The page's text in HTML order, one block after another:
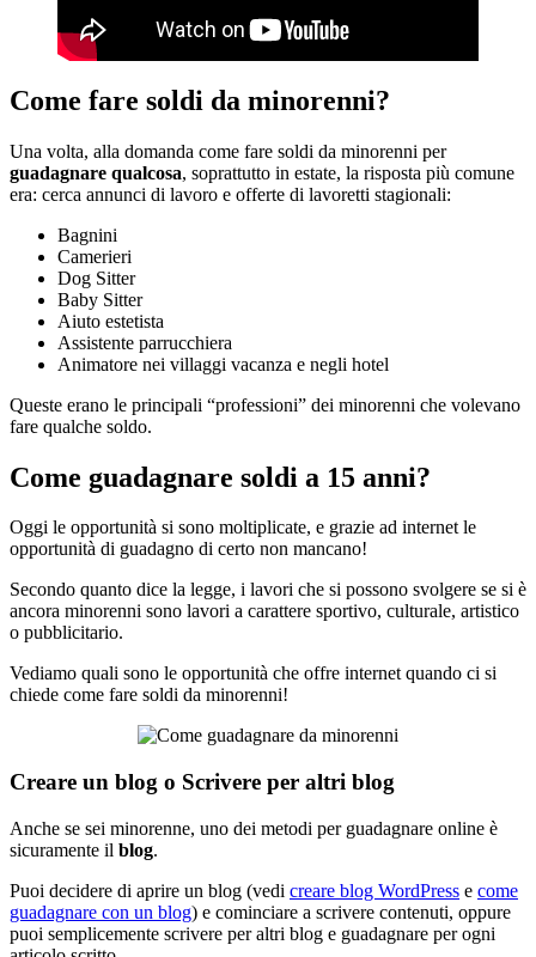
Come fare soldi da minorenni?
Una volta, alla domanda come fare soldi da minorenni per
guadagnare qualcosa, soprattutto in estate, la risposta più comune
era: cerca annunci di lavoro e offerte di lavoretti stagionali:
Bagnini
Camerieri
Dog Sitter
Baby Sitter
Aiuto estetista
Assistente parrucchiera
Animatore nei villaggi vacanza e negli hotel
Queste erano le principali “professioni” dei minorenni che volevano
fare qualche soldo.
Come guadagnare soldi a 15 anni?
Oggi le opportunità si sono moltiplicate, e grazie ad internet le
opportunità di guadagno di certo non mancano!
Secondo quanto dice la legge, i lavori che si possono svolgere se si è
ancora minorenni sono lavori a carattere sportivo, culturale, artistico
o pubblicitario.
Vediamo quali sono le opportunità che offre internet quando ci si
chiede come fare soldi da minorenni!
Creare un blog o Scrivere per altri blog
Anche se sei minorenne, uno dei metodi per guadagnare online è
sicuramente il blog.
Puoi decidere di aprire un blog (vedi creare blog WordPress e come
guadagnare con un blog) e cominciare a scrivere contenuti, oppure
puoi semplicemente scrivere per altri blog e guadagnare per ogni